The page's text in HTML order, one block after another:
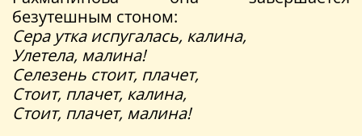
безутешным стоном:
Сера утка испугалась, калина,
Улетела, малина!
Селезень стоит, плачет,
Стоит, плачет, калина,
Стоит, плачет, малина!